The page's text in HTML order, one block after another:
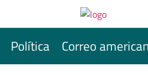
Política Correo